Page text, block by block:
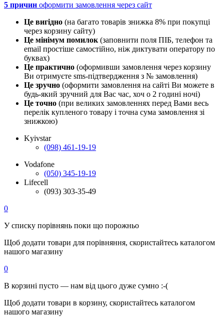
5 причин оформити замовлення через сайт
Це вигідно (на багато товарів знижка 8% при покупці
через корзину сайту)
Це мінімум помилок (заповнити поля ПІБ, телефон та
email простіше самостійно, ніж диктувати оператору по
буквах)
Це практично (оформивши замовлення через корзину
Ви отримуєте sms-підтвердження з № замовлення)
Це зручно (оформити замовлення на сайті Ви можете в
будь-який зручний для Вас час, хоч о 2 годині ночі)
Це точно (при великих замовленнях перед Вами весь
перелік купленого товару і точна сума замовлення зі
знижкою)
Kyivstar
(098) 461-19-19
Vodafone
(050) 345-19-19
Lifecell
(093) 303-35-49
0
У списку порівнянь поки що порожньо
Щоб додати товари для порівняння, скористайтесь каталогом
нашого магазину
0
В корзині пусто — нам від цього дуже сумно :-(
Щоб додати товари в корзину, скористайтесь каталогом
нашого магазину